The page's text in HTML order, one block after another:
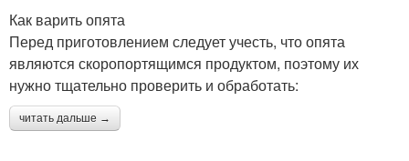
Как варить опята
Перед приготовлением следует учесть, что опята
являются скоропортящимся продуктом, поэтому их
нужно тщательно проверить и обработать:
читать дальше →